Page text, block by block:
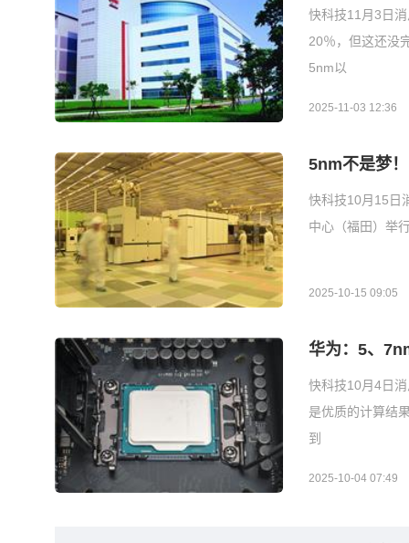
快科技11月3日
20％，但这还没
5nm以
2025-11-03 12:36
5nm不是梦
快科技10月15日
中心（福田）举
2025-10-15 09:05
华为：5、
快科技10月4日
是优质的计算结
到
2025-10-04 07:49